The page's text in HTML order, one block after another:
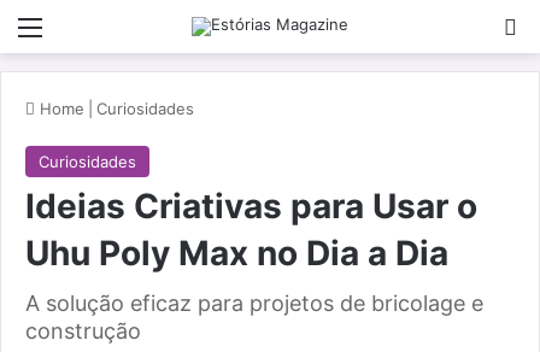
Menu
Home Curiosidades
Curiosidades
Ideias Criativas para Usar o
Uhu Poly Max no Dia a Dia
A solução eficaz para projetos de bricolage e
construção